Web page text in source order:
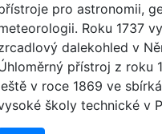
pro astronomii,
Roku 1737
dalekohled v
přístroj z roku
v roce 1869 ve
školy technické v